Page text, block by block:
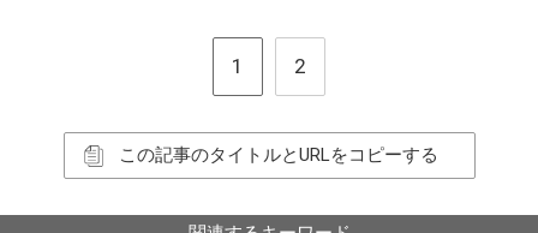
1 2
この記事のタイトルとURLをコピーする